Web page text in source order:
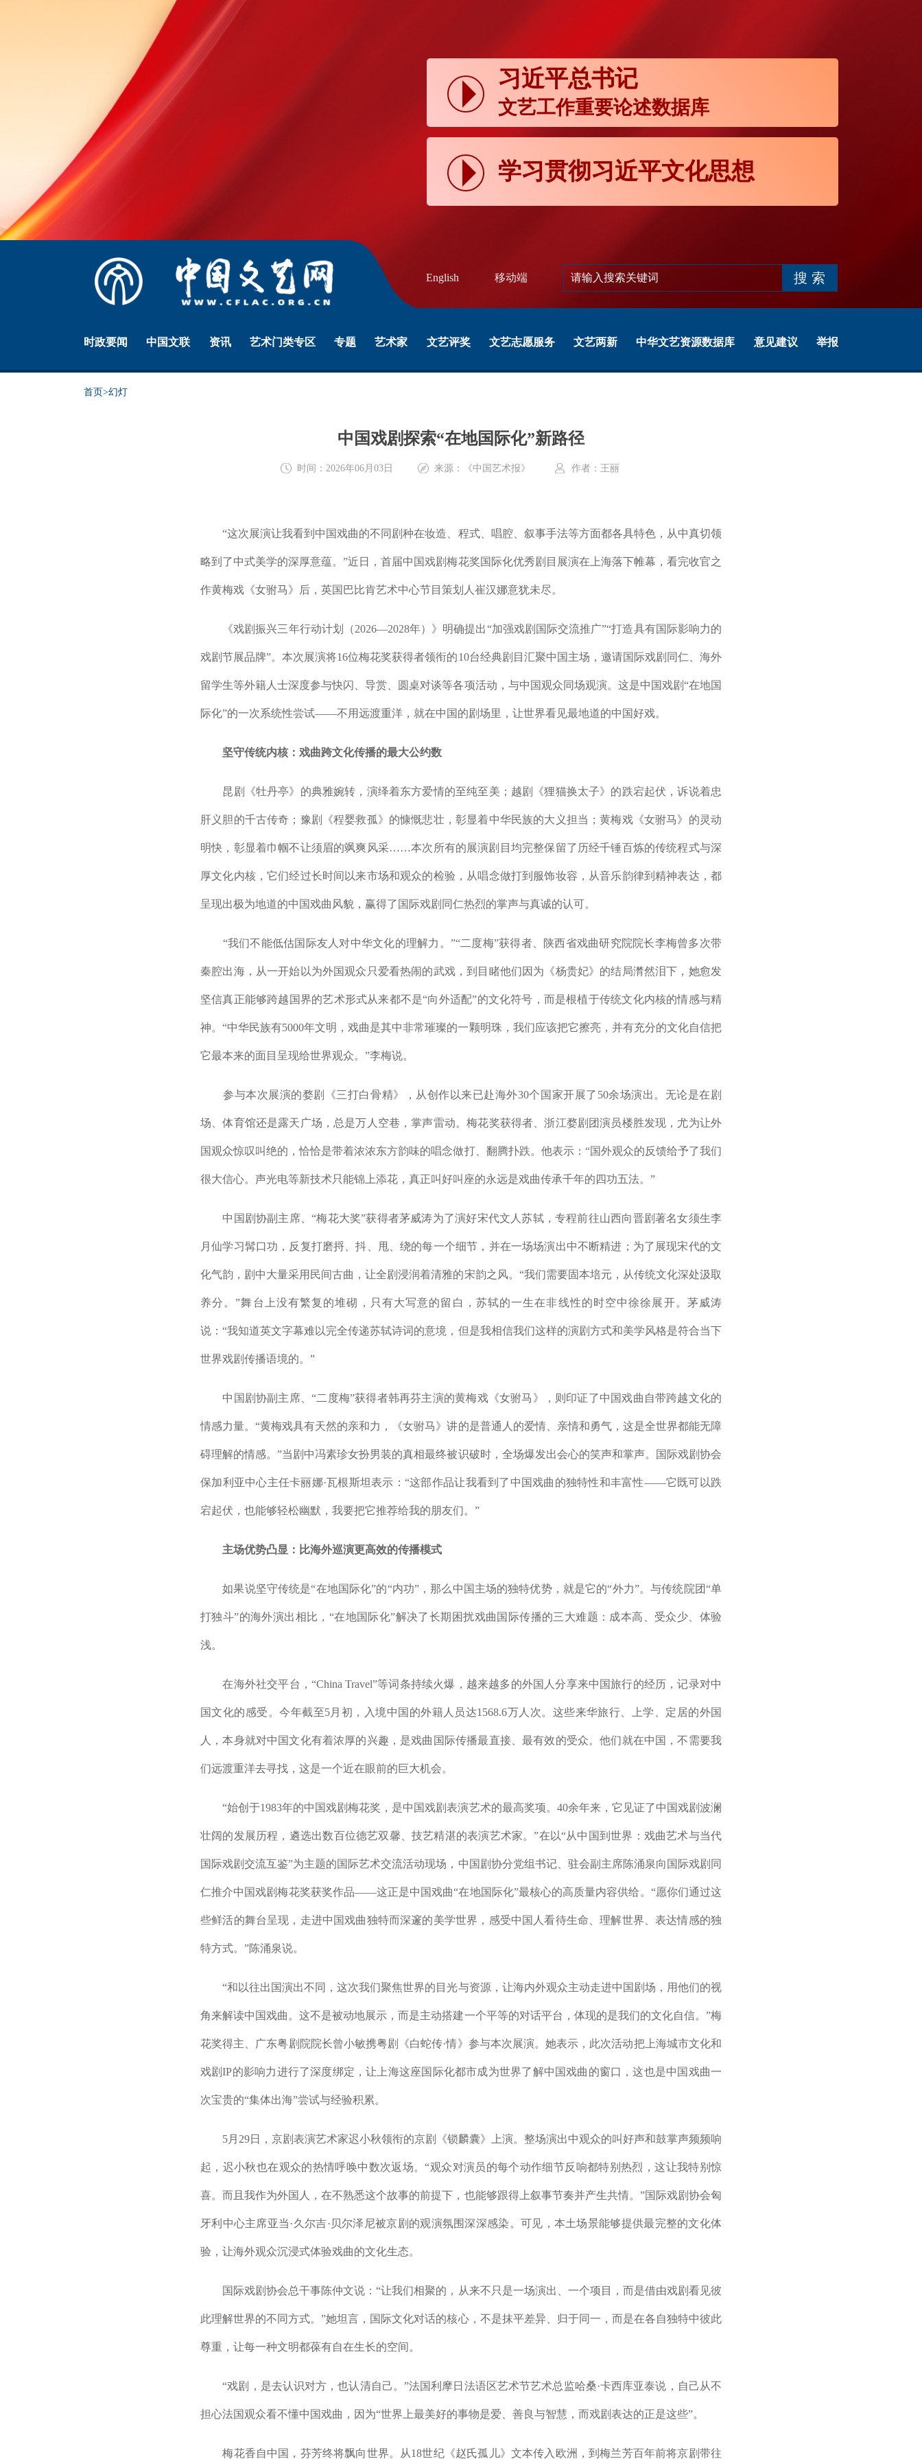
习近平总书记
文艺工作重要论述数据库
学习贯彻习近平文化思想
English 移动端
时政要闻 中国文联 资讯 艺术门类专区 专题 艺术家 文艺评奖 文艺志愿服务 文艺两新 中华文艺资源数据库 意见建议 举报
首页>幻灯
中国戏剧探索“在地国际化”新路径
时间：2026年06月03日 来源：《中国艺术报》 作者：王丽
“这次展演让我看到中国戏曲的不同剧种在妆造、程式、唱腔、叙事手法等方面都各具特色，从中真切领
略到了中式美学的深厚意蕴。”近日，首届中国戏剧梅花奖国际化优秀剧目展演在上海落下帷幕，看完收官之
作黄梅戏《女驸马》后，英国巴比肯艺术中心节目策划人崔汉娜意犹未尽。
《戏剧振兴三年行动计划（2026—2028年）》明确提出“加强戏剧国际交流推广”“打造具有国际影响力的
戏剧节展品牌”。本次展演将16位梅花奖获得者领衔的10台经典剧目汇聚中国主场，邀请国际戏剧同仁、海外
留学生等外籍人士深度参与快闪、导赏、圆桌对谈等各项活动，与中国观众同场观演。这是中国戏剧“在地国
际化”的一次系统性尝试——不用远渡重洋，就在中国的剧场里，让世界看见最地道的中国好戏。
坚守传统内核：戏曲跨文化传播的最大公约数
昆剧《牡丹亭》的典雅婉转，演绎着东方爱情的至纯至美；越剧《狸猫换太子》的跌宕起伏，诉说着忠
肝义胆的千古传奇；豫剧《程婴救孤》的慷慨悲壮，彰显着中华民族的大义担当；黄梅戏《女驸马》的灵动
明快，彰显着巾帼不让须眉的飒爽风采……本次所有的展演剧目均完整保留了历经千锤百炼的传统程式与深
厚文化内核，它们经过长时间以来市场和观众的检验，从唱念做打到服饰妆容，从音乐韵律到精神表达，都
呈现出极为地道的中国戏曲风貌，赢得了国际戏剧同仁热烈的掌声与真诚的认可。
“我们不能低估国际友人对中华文化的理解力。”“二度梅”获得者、陕西省戏曲研究院院长李梅曾多次带
秦腔出海，从一开始以为外国观众只爱看热闹的武戏，到目睹他们因为《杨贵妃》的结局潸然泪下，她愈发
坚信真正能够跨越国界的艺术形式从来都不是“向外适配”的文化符号，而是根植于传统文化内核的情感与精
神。“中华民族有5000年文明，戏曲是其中非常璀璨的一颗明珠，我们应该把它擦亮，并有充分的文化自信把
它最本来的面目呈现给世界观众。”李梅说。
参与本次展演的婺剧《三打白骨精》，从创作以来已赴海外30个国家开展了50余场演出。无论是在剧
场、体育馆还是露天广场，总是万人空巷，掌声雷动。梅花奖获得者、浙江婺剧团演员楼胜发现，尤为让外
国观众惊叹叫绝的，恰恰是带着浓浓东方韵味的唱念做打、翻腾扑跌。他表示：“国外观众的反馈给予了我们
很大信心。声光电等新技术只能锦上添花，真正叫好叫座的永远是戏曲传承千年的四功五法。”
中国剧协副主席、“梅花大奖”获得者茅威涛为了演好宋代文人苏轼，专程前往山西向晋剧著名女须生李
月仙学习髯口功，反复打磨捋、抖、甩、绕的每一个细节，并在一场场演出中不断精进；为了展现宋代的文
化气韵，剧中大量采用民间古曲，让全剧浸润着清雅的宋韵之风。“我们需要固本培元，从传统文化深处汲取
养分。”舞台上没有繁复的堆砌，只有大写意的留白，苏轼的一生在非线性的时空中徐徐展开。茅威涛
说：“我知道英文字幕难以完全传递苏轼诗词的意境，但是我相信我们这样的演剧方式和美学风格是符合当下
世界戏剧传播语境的。”
中国剧协副主席、“二度梅”获得者韩再芬主演的黄梅戏《女驸马》，则印证了中国戏曲自带跨越文化的
情感力量。“黄梅戏具有天然的亲和力，《女驸马》讲的是普通人的爱情、亲情和勇气，这是全世界都能无障
碍理解的情感。”当剧中冯素珍女扮男装的真相最终被识破时，全场爆发出会心的笑声和掌声。国际戏剧协会
保加利亚中心主任卡丽娜·瓦根斯坦表示：“这部作品让我看到了中国戏曲的独特性和丰富性——它既可以跌
宕起伏，也能够轻松幽默，我要把它推荐给我的朋友们。”
主场优势凸显：比海外巡演更高效的传播模式
如果说坚守传统是“在地国际化”的“内功”，那么中国主场的独特优势，就是它的“外力”。与传统院团“单
打独斗”的海外演出相比，“在地国际化”解决了长期困扰戏曲国际传播的三大难题：成本高、受众少、体验
浅。
在海外社交平台，“China Travel”等词条持续火爆，越来越多的外国人分享来中国旅行的经历，记录对中
国文化的感受。今年截至5月初，入境中国的外籍人员达1568.6万人次。这些来华旅行、上学、定居的外国
人，本身就对中国文化有着浓厚的兴趣，是戏曲国际传播最直接、最有效的受众。他们就在中国，不需要我
们远渡重洋去寻找，这是一个近在眼前的巨大机会。
“始创于1983年的中国戏剧梅花奖，是中国戏剧表演艺术的最高奖项。40余年来，它见证了中国戏剧波澜
壮阔的发展历程，遴选出数百位德艺双馨、技艺精湛的表演艺术家。”在以“从中国到世界：戏曲艺术与当代
国际戏剧交流互鉴”为主题的国际艺术交流活动现场，中国剧协分党组书记、驻会副主席陈涌泉向国际戏剧同
仁推介中国戏剧梅花奖获奖作品——这正是中国戏曲“在地国际化”最核心的高质量内容供给。“愿你们通过这
些鲜活的舞台呈现，走进中国戏曲独特而深邃的美学世界，感受中国人看待生命、理解世界、表达情感的独
特方式。”陈涌泉说。
“和以往出国演出不同，这次我们聚焦世界的目光与资源，让海内外观众主动走进中国剧场，用他们的视
角来解读中国戏曲。这不是被动地展示，而是主动搭建一个平等的对话平台，体现的是我们的文化自信。”梅
花奖得主、广东粤剧院院长曾小敏携粤剧《白蛇传·情》参与本次展演。她表示，此次活动把上海城市文化和
戏剧IP的影响力进行了深度绑定，让上海这座国际化都市成为世界了解中国戏曲的窗口，这也是中国戏曲一
次宝贵的“集体出海”尝试与经验积累。
5月29日，京剧表演艺术家迟小秋领衔的京剧《锁麟囊》上演。整场演出中观众的叫好声和鼓掌声频频响
起，迟小秋也在观众的热情呼唤中数次返场。“观众对演员的每个动作细节反响都特别热烈，这让我特别惊
喜。而且我作为外国人，在不熟悉这个故事的前提下，也能够跟得上叙事节奏并产生共情。”国际戏剧协会匈
牙利中心主席亚当·久尔吉·贝尔泽尼被京剧的观演氛围深深感染。可见，本土场景能够提供最完整的文化体
验，让海外观众沉浸式体验戏曲的文化生态。
国际戏剧协会总干事陈仲文说：“让我们相聚的，从来不只是一场演出、一个项目，而是借由戏剧看见彼
此理解世界的不同方式。”她坦言，国际文化对话的核心，不是抹平差异、归于同一，而是在各自独特中彼此
尊重，让每一种文明都葆有自在生长的空间。
“戏剧，是去认识对方，也认清自己。”法国利摩日法语区艺术节艺术总监哈桑·卡西库亚泰说，自己从不
担心法国观众看不懂中国戏曲，因为“世界上最美好的事物是爱、善良与智慧，而戏剧表达的正是这些”。
梅花香自中国，芬芳终将飘向世界。从18世纪《赵氏孤儿》文本传入欧洲，到梅兰芳百年前将京剧带往